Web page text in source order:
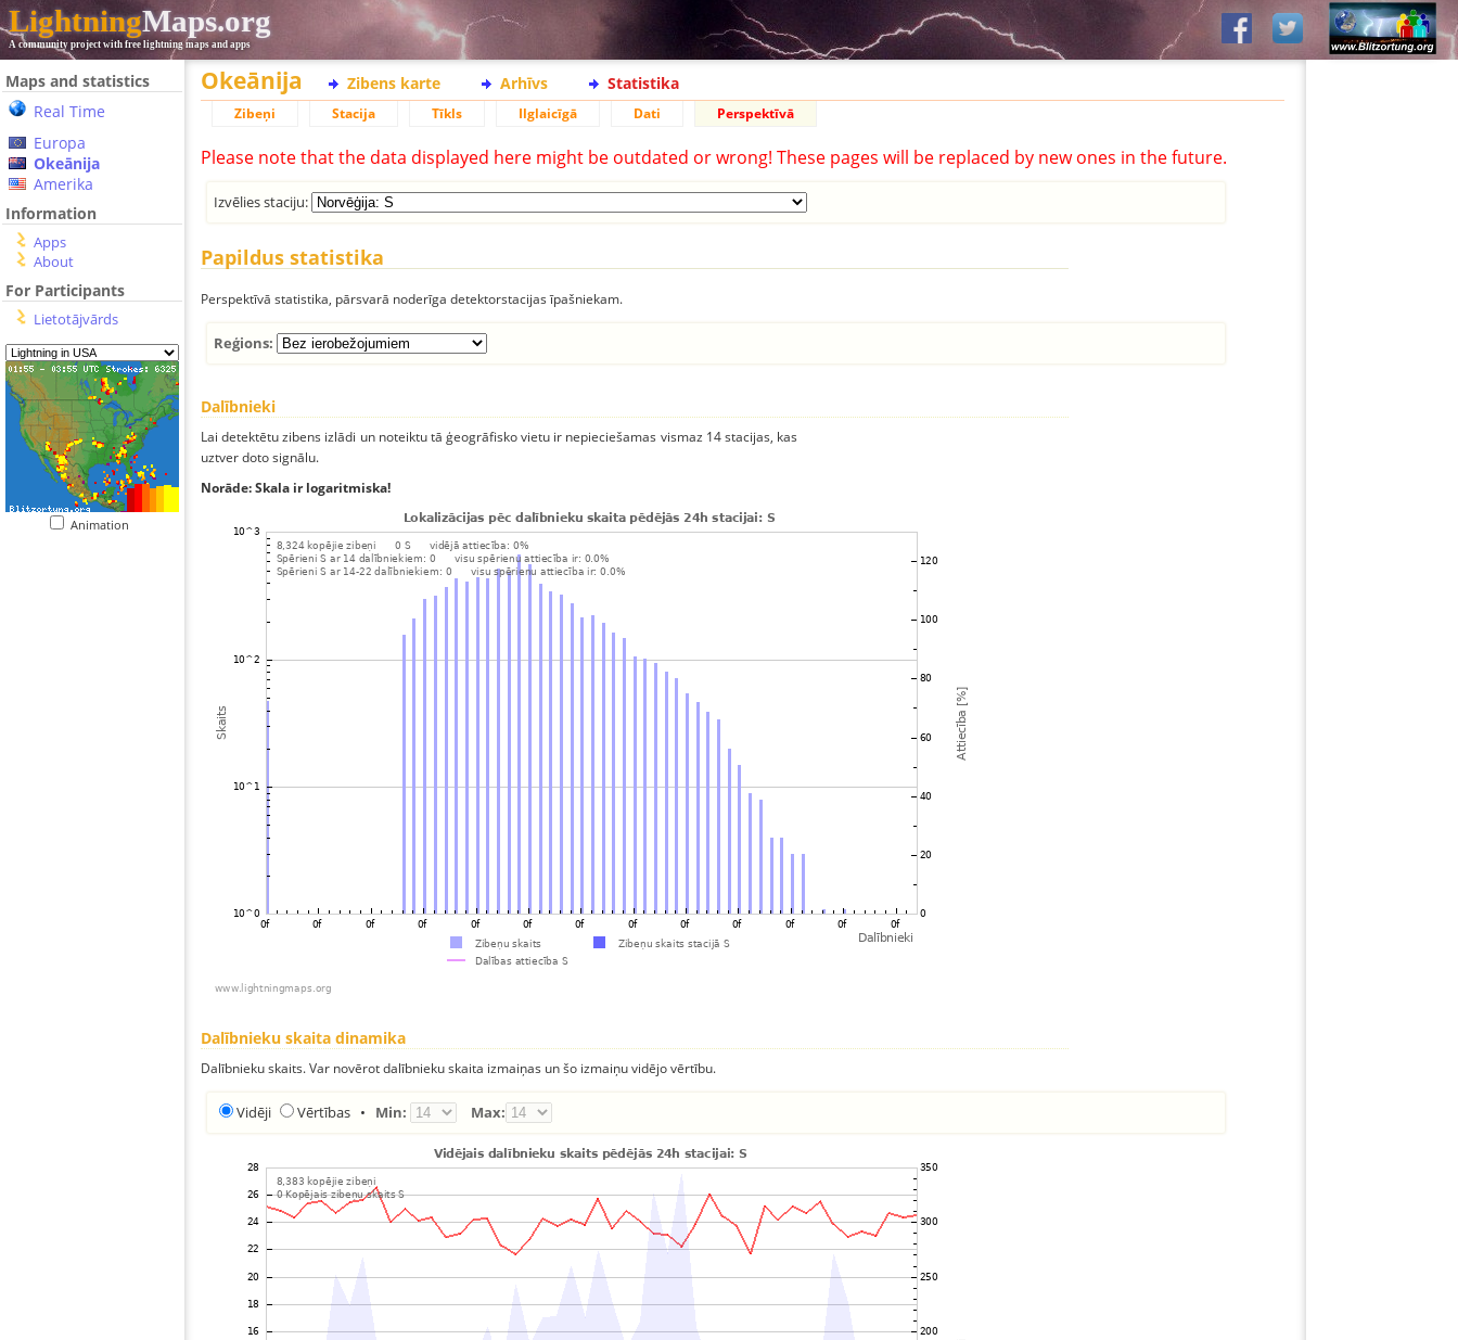
LightningMaps.org
A community project with free lightning maps and apps
Maps and statistics
Real Time
Europa
Okeānija
Amerika
Information
Apps
About
For Participants
Lietotājvārds
Animation
Okeānija Zibens karte Arhīvs Statistika
Zibeņi Stacija Tīkls Ilglaicīgā Dati Perspektīvā
Please note that the data displayed here might be outdated or wrong! These pages will be replaced by new ones in the future.
Izvēlies staciju:
Papildus statistika
Perspektīvā statistika, pārsvarā noderīga detektorstacijas īpašniekam.
Reģions:
Dalībnieki
Lai detektētu zibens izlādi un noteiktu tā ģeogrāfisko vietu ir nepieciešamas vismaz 14 stacijas, kas
uztver doto signālu.
Norāde: Skala ir logaritmiska!
Dalībnieku skaita dinamika
Dalībnieku skaits. Var novērot dalībnieku skaita izmaiņas un šo izmaiņu vidējo vērtību.
Vidēji Vērtības • Min: Max: